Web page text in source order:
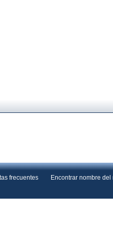
frecuentes Encontrar nombre del